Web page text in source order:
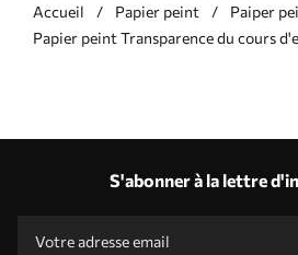
Accueil Papier peint
Paiper
Papier peint Transparence du cours
S'abonner à la lettre